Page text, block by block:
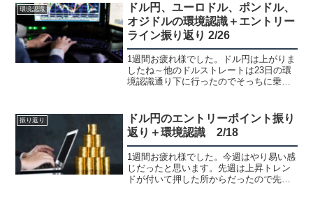
環境認識
ドル円、ユーロドル、ポンドル、
オジドルの環境認識＋エントリー
ライン振り返り 2/26
1週間お疲れ様でした。ドル円は上がりま
したね～他のドルストレートは23日の環
境認識通り下に行ったのでそっちに乗り
プスタートになるかもしれませんね。取
り敢えずは左の高値の...
振り返り
ドル円のエントリーポイント振り
返り＋環境認識 2/18
1週間お疲れ様でした。今週はやり易い感
じだったと思います。先週は上昇トレン
ドが付いて押した所からだったので先週